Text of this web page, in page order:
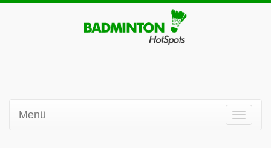
Menü